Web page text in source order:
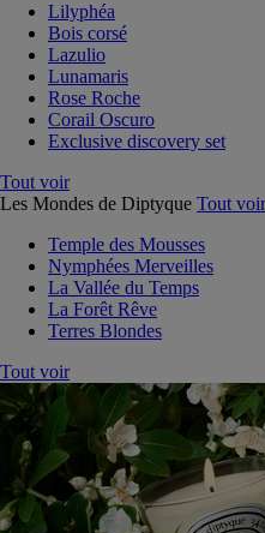
Lilyphéa
Bois corsé
Lazulio
Lunamaris
Rose Roche
Corail Oscuro
Exclusive discovery set
Tout voir
Les Mondes de Diptyque Tout voir
Temple des Mousses
Nymphées Merveilles
La Vallée du Temps
La Forêt Rêve
Terres Blondes
Tout voir